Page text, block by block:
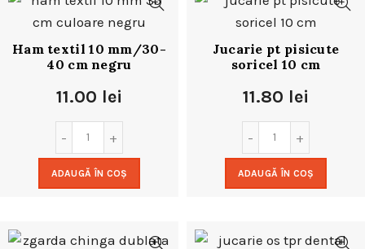
Ham textil 10 mm/30-
40 cm negru
11.00 lei
ADAUGĂ ÎN COȘ
Jucarie pt pisicute
soricel 10 cm
11.80 lei
ADAUGĂ ÎN COȘ